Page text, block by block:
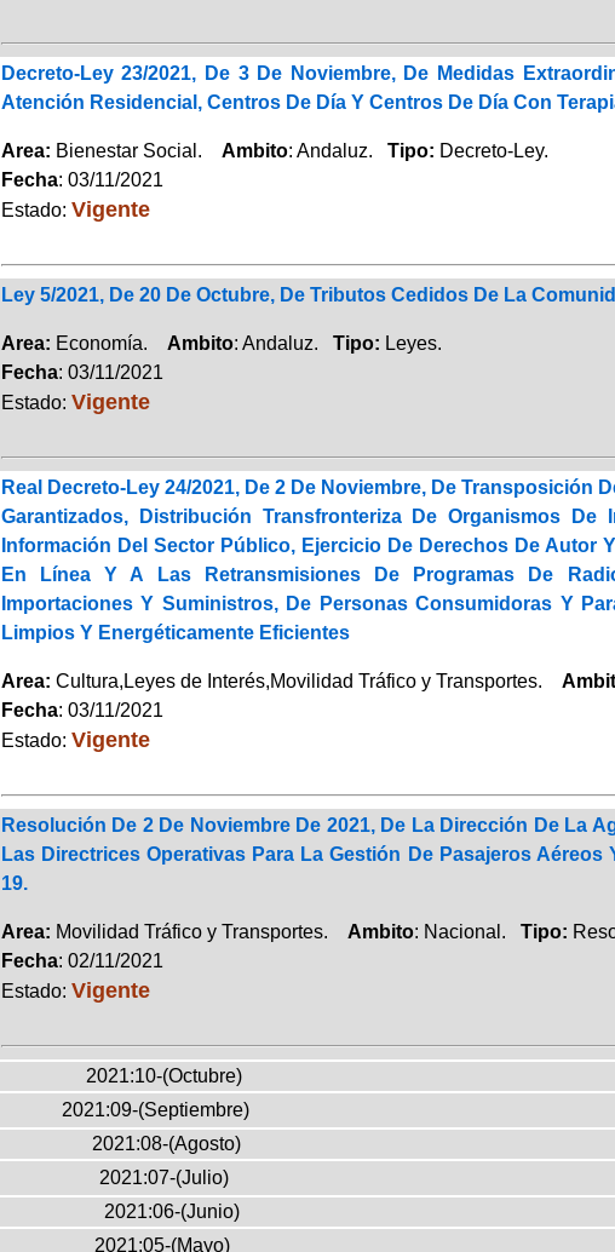
Decreto-Ley 23/2021, De 3 De Noviembre, De Medidas
Atención Residencial, Centros De Día Y Centros De Día Con
Area: Bienestar Social. Ambito: Andaluz. Tipo: Decreto-Ley.
Fecha: 03/11/2021
Estado: Vigente
Ley 5/2021, De 20 De Octubre, De Tributos Cedidos De La
Area: Economía. Ambito: Andaluz. Tipo: Leyes.
Fecha: 03/11/2021
Estado: Vigente
Real Decreto-Ley 24/2021, De 2 De Noviembre, De
Garantizados, Distribución Transfronteriza De Organismos
Información Del Sector Público, Ejercicio De Derechos De Autor
En Línea Y A Las Retransmisiones De Programas De
Importaciones Y Suministros, De Personas Consumidoras Y
Limpios Y Energéticamente Eficientes
Area: Cultura,Leyes de Interés,Movilidad Tráfico y Transportes.
Fecha: 03/11/2021
Estado: Vigente
Resolución De 2 De Noviembre De 2021, De La Dirección De La
Las Directrices Operativas Para La Gestión De Pasajeros
19.
Area: Movilidad Tráfico y Transportes. Ambito: Nacional. Tipo:
Fecha: 02/11/2021
Estado: Vigente
2021:10-(Octubre)
2021:09-(Septiembre)
2021:08-(Agosto)
2021:07-(Julio)
2021:06-(Junio)
2021:05-(Mayo)